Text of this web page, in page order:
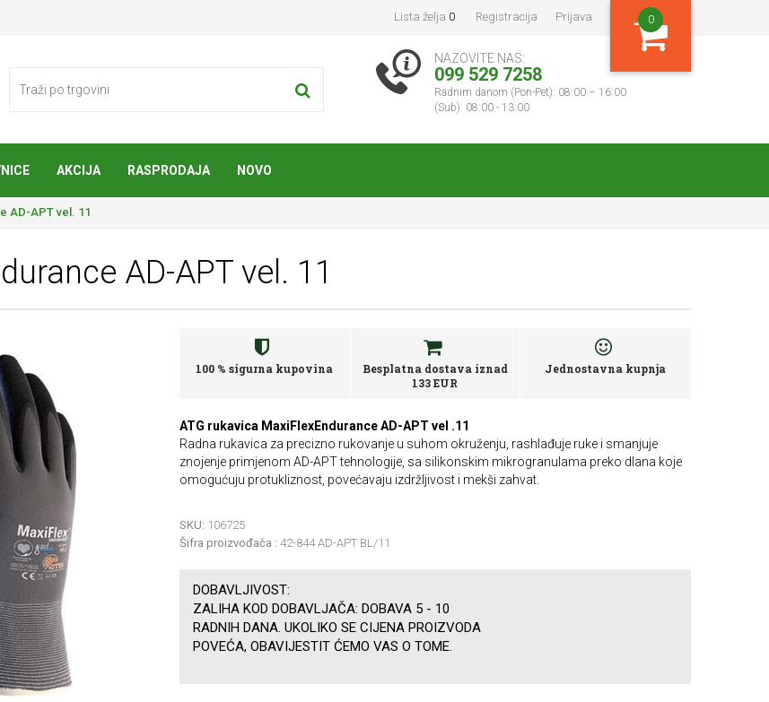
Lista želja 0 Registracija Prijava 0
NAZOVITE NAS:
099 529 7258
Radnim danom (Pon-Pet): 08:00 – 16:00
(Sub): 08:00 - 13:00
AKCIJA RASPRODAJA NOVO
AD-APT vel. 11
AD-APT vel. 11
100 % sigurna kupovina
Besplatna dostava iznad
133 EUR
Jednostavna kupnja
ATG rukavica MaxiFlexEndurance AD-APT vel .11
Radna rukavica za precizno rukovanje u suhom okruženju, rashlađuje ruke i smanjuje
znojenje primjenom AD-APT tehnologije, sa silikonskim mikrogranulama preko dlana koje
omogućuju protukliznost, povećavaju izdržljivost i mekši zahvat.
SKU: 106725
Šifra proizvođača : 42-844 AD-APT BL/11
DOBAVLJIVOST:
ZALIHA KOD DOBAVLJAČA: DOBAVA 5 - 10
RADNIH DANA. UKOLIKO SE CIJENA PROIZVODA
POVEĆA, OBAVIJESTIT ĆEMO VAS O TOME.